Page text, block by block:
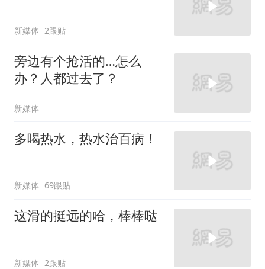
新媒体 2跟贴
旁边有个抢活的…怎么
办？人都过去了？
新媒体
多喝热水，热水治百病！
新媒体 69跟贴
这滑的挺远的哈，棒棒哒
新媒体 2跟贴